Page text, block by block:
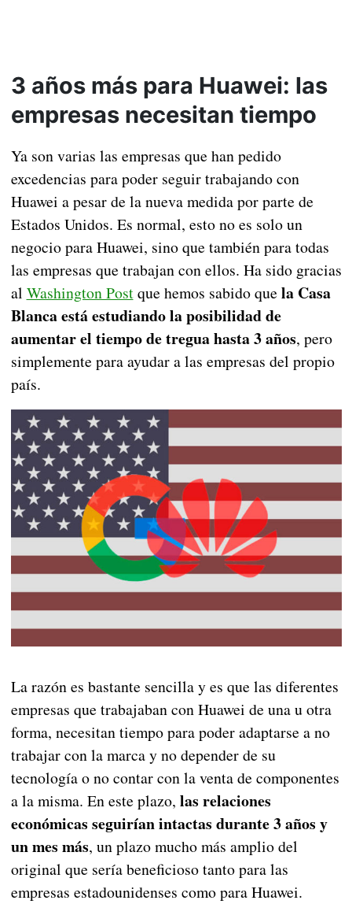
3 años más para Huawei: las
empresas necesitan tiempo
Ya son varias las empresas que han pedido
excedencias para poder seguir trabajando con
Huawei a pesar de la nueva medida por parte de
Estados Unidos. Es normal, esto no es solo un
negocio para Huawei, sino que también para todas
las empresas que trabajan con ellos. Ha sido gracias
al Washington Postque hemos sabido que la Casa
Blanca está estudiando la posibilidad de
aumentar el tiempo de tregua hasta 3 años, pero
simplemente para ayudar a las empresas del propio
país.
La razón es bastante sencilla y es que las diferentes
empresas que trabajaban con Huawei de una u otra
forma, necesitan tiempo para poder adaptarse a no
trabajar con la marca y no depender de su
tecnología o no contar con la venta de componentes
a la misma. En este plazo, las relaciones
económicas seguirían intactas durante 3 años y
un mes más, un plazo mucho más amplio del
original que sería beneficioso tanto para las
empresas estadounidenses como para Huawei.